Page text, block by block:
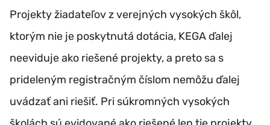
Projekty žiadateľov z verejných vysokých škôl,
ktorým nie je poskytnutá dotácia, KEGA ďalej
neeviduje ako riešené projekty, a preto sa s
prideleným registračným číslom nemôžu ďalej
uvádzať ani riešiť. Pri súkromných vysokých